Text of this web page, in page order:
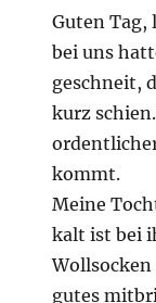
Guten Tag,
bei uns
geschneit,
kurz
kommt.
Meine
kalt ist bei
gutes